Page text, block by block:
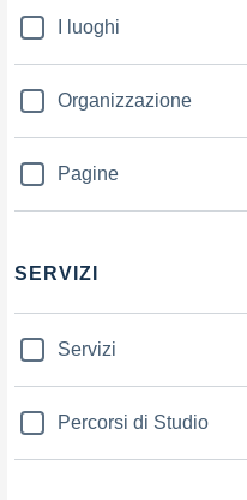
I luoghi
Organizzazione
Pagine
SERVIZI
Servizi
Percorsi di Studio